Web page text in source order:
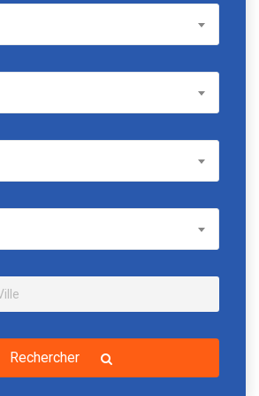
Rechercher